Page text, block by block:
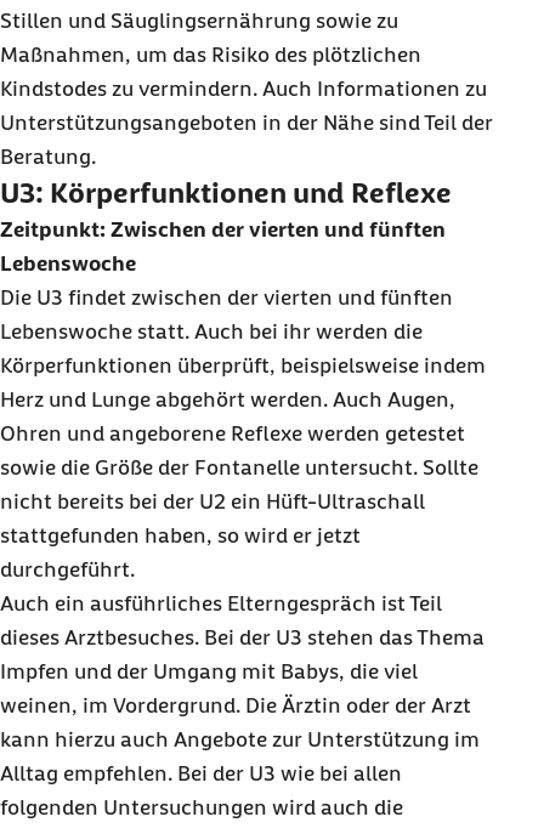
Stillen und Säuglingsernährung sowie zu
Maßnahmen, um das Risiko des plötzlichen
Kindstodes zu vermindern. Auch Informationen zu
Unterstützungsangeboten in der Nähe sind Teil der
Beratung.
U3: Körperfunktionen und Reflexe
Zeitpunkt: Zwischen der vierten und fünften
Lebenswoche
Die U3 findet zwischen der vierten und fünften
Lebenswoche statt. Auch bei ihr werden die
Körperfunktionen überprüft, beispielsweise indem
Herz und Lunge abgehört werden. Auch Augen,
Ohren und angeborene Reflexe werden getestet
sowie die Größe der Fontanelle untersucht. Sollte
nicht bereits bei der U2 ein Hüft-Ultraschall
stattgefunden haben, so wird er jetzt
durchgeführt.
Auch ein ausführliches Elterngespräch ist Teil
dieses Arztbesuches. Bei der U3 stehen das Thema
Impfen und der Umgang mit Babys, die viel
weinen, im Vordergrund. Die Ärztin oder der Arzt
kann hierzu auch Angebote zur Unterstützung im
Alltag empfehlen. Bei der U3 wie bei allen
folgenden Untersuchungen wird auch die